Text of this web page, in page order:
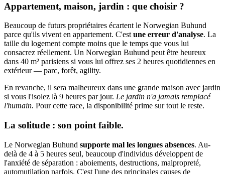
Appartement, maison, jardin : que choisir ?
Beaucoup de futurs propriétaires écartent le Norwegian Buhund
parce qu'ils vivent en appartement. C'estune erreur d'analyse. La
taille du logement compte moins que le temps que vous lui
consacrez réellement. Un Norwegian Buhund peut être heureux
dans 40 m² parisiens si vous lui offrez ses 2 heures quotidiennes en
extérieur — parc, forêt, agility.
En revanche, il sera malheureux dans une grande maison avec jardin
si vous l'isolez là 9 heures par jour. Le jardin n'a jamais remplacé
l'humain. Pour cette race, la disponibilité prime sur tout le reste.
La solitude : son point faible.
Le Norwegian Buhund supporte mal les longues absences. Au-
delà de 4 à 5 heures seul, beaucoup d'individus développent de
l'anxiété de séparation : aboiements, destructions, malpropreté,
automutilation parfois. C'est l'une des principales causes de